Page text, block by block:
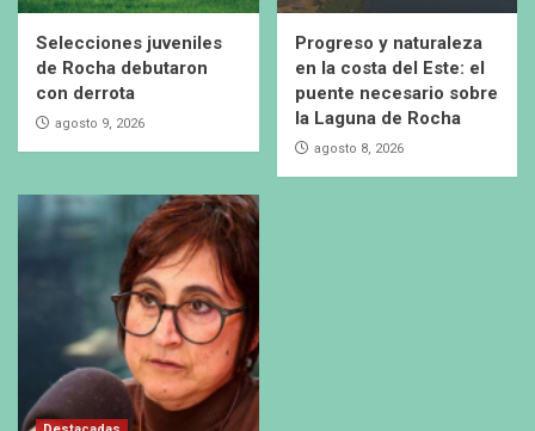
Selecciones juveniles
de Rocha debutaron
con derrota
agosto 9, 2026
Progreso y naturaleza
en la costa del Este: el
puente necesario sobre
la Laguna de Rocha
agosto 8, 2026